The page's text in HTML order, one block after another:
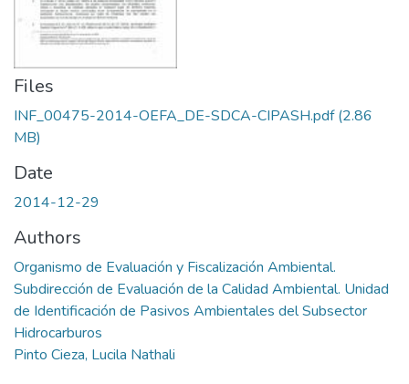
Files
INF_00475-2014-OEFA_DE-SDCA-CIPASH.pdf(2.86
MB)
Date
2014-12-29
Authors
Organismo de Evaluación y Fiscalización Ambiental.
Subdirección de Evaluación de la Calidad Ambiental. Unidad
de Identificación de Pasivos Ambientales del Subsector
Hidrocarburos
Pinto Cieza, Lucila Nathali